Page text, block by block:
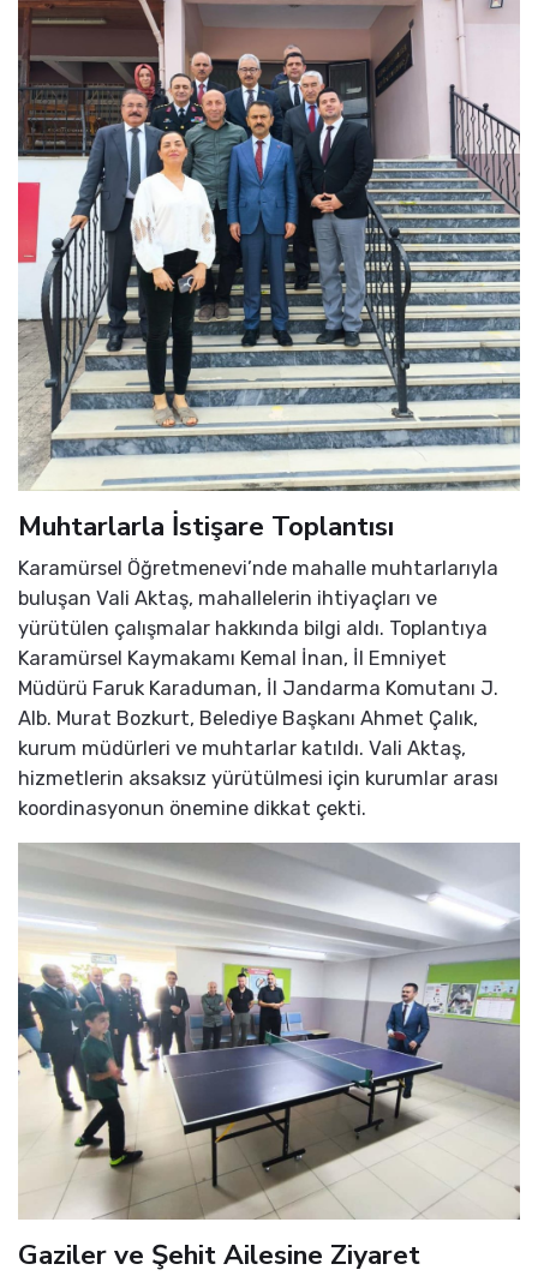
Muhtarlarla İstişare Toplantısı
Karamürsel Öğretmenevi’nde mahalle muhtarlarıyla
buluşan Vali Aktaş, mahallelerin ihtiyaçları ve
yürütülen çalışmalar hakkında bilgi aldı. Toplantıya
Karamürsel Kaymakamı Kemal İnan, İl Emniyet
Müdürü Faruk Karaduman, İl Jandarma Komutanı J.
Alb. Murat Bozkurt, Belediye Başkanı Ahmet Çalık,
kurum müdürleri ve muhtarlar katıldı. Vali Aktaş,
hizmetlerin aksaksız yürütülmesi için kurumlar arası
koordinasyonun önemine dikkat çekti.
Gaziler ve Şehit Ailesine Ziyaret